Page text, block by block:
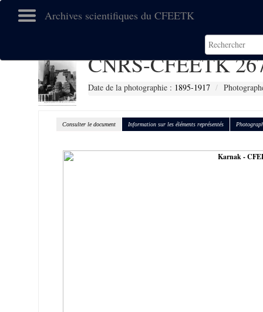
Archives scientifiques du CFEETK
CNRS-CFEETK
Date de la photographie : 1895-1917
Consulter le document Information sur les éléments représentés